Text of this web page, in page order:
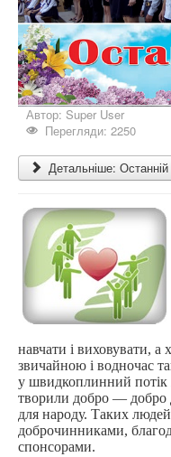
Автор: Super User
Перегляди: 2250
Детальніше:
навчати і виховувати,
звичайною і водночас
у швидкоплинний потік
творили добро — добро
для народу. Таких
доброчинниками,
спонсорами.